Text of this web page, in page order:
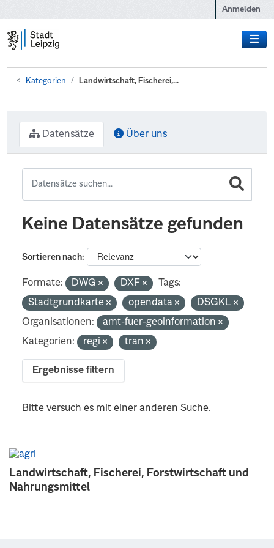
Anmelden
Kategorien Landwirtschaft, Fischerei,...
Landwirtschaft, Fischerei, Forstwirtschaft und
Nahrungsmittel
Datensätze Über uns
Keine Datensätze gefunden
Sortieren nach
Formate: DWG DXF
Tags:
Stadtgrundkarte
opendata
DSGKL
Organisationen:
amt-fuer-geoinformation
Kategorien:
regi tran
Ergebnisse filtern
Bitte versuch es mit einer anderen Suche.